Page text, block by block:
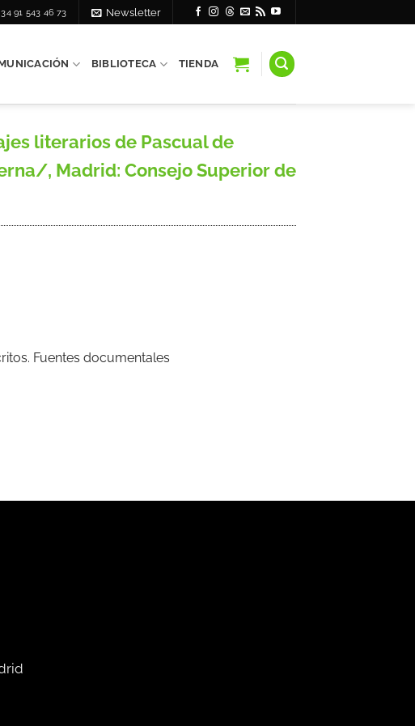
34 91 543 46 73 Newsletter
BIBLIOTECA TIENDA
literarios de Pascual de
, Madrid: Consejo Superior de
Fuentes documentales